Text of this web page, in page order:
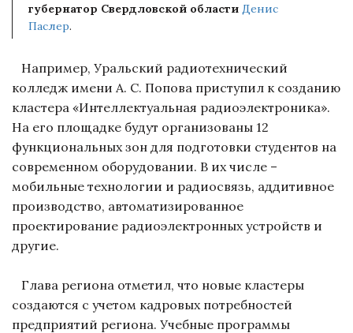
губернатор Свердловской области Денис
Паслер.
Например, Уральский радиотехнический
колледж имени А. С. Попова приступил к созданию
кластера «Интеллектуальная радиоэлектроника».
На его площадке будут организованы 12
функциональных зон для подготовки студентов на
современном оборудовании. В их числе –
мобильные технологии и радиосвязь, аддитивное
производство, автоматизированное
проектирование радиоэлектронных устройств и
другие.
Глава региона отметил, что новые кластеры
создаются с учетом кадровых потребностей
предприятий региона. Учебные программы